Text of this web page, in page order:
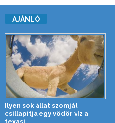
AJÁNLÓ
Ilyen sok állat szomját
csillapítja egy vödör víz a
texasi...